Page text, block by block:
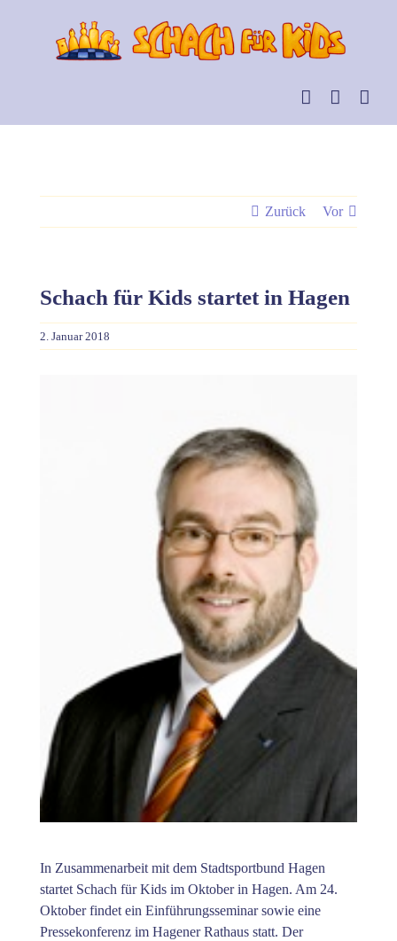
Zurück Vor
Schach für Kids startet in Hagen
2. Januar 2018
In Zusammenarbeit mit dem Stadtsportbund Hagen
startet Schach für Kids im Oktober in Hagen. Am 24.
Oktober findet ein Einführungsseminar sowie eine
Pressekonferenz im Hagener Rathaus statt. Der